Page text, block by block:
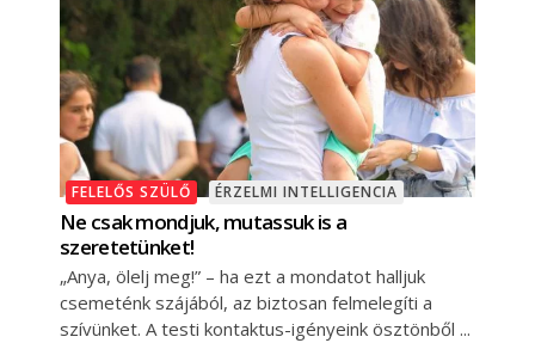
FELELŐS SZÜLŐ ÉRZELMI INTELLIGENCIA
Ne csak mondjuk, mutassuk is a
szeretetünket!
„Anya, ölelj meg!” – ha ezt a mondatot halljuk
csemeténk szájából, az biztosan felmelegíti a
szívünket. A testi kontaktus-igényeink ösztönből